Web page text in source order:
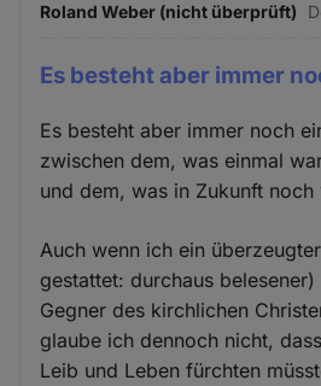
Roland Weber (nicht überprüft)
Es besteht aber immer
Es besteht aber immer noch
zwischen dem, was einmal
und dem, was in Zukunft
Auch wenn ich ein
gestattet: durchaus
Gegner des kirchlichen
glaube ich dennoch nicht,
Leib und Leben fürchten